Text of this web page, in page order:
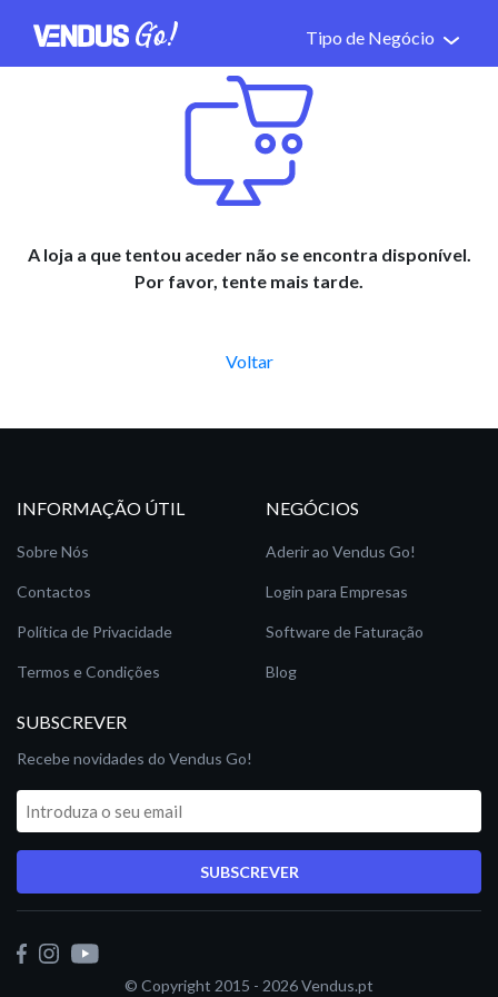
Tipo de Negócio
A loja a que tentou aceder não se encontra disponível.
Por favor, tente mais tarde.
Voltar
INFORMAÇÃO ÚTIL
Sobre Nós
Contactos
Política de Privacidade
Termos e Condições
NEGÓCIOS
Aderir ao Vendus Go!
Login para Empresas
Software de Faturação
Blog
SUBSCREVER
Recebe novidades do Vendus Go!
SUBSCREVER
© Copyright 2015 - 2026Vendus.pt